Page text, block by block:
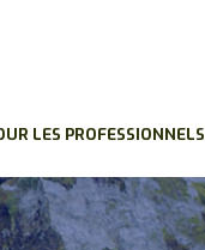
LES PROFESSIONNELS